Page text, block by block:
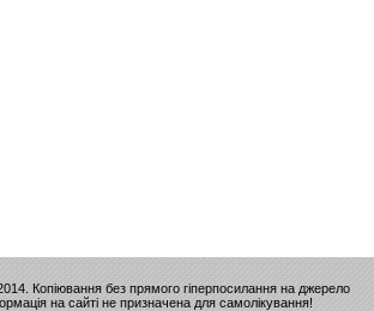
Копіювання без прямого гіперпосилання на джерело
на сайті не призначена для самолікування!